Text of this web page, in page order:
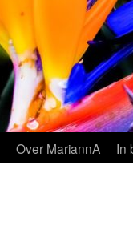
Over MariannA In